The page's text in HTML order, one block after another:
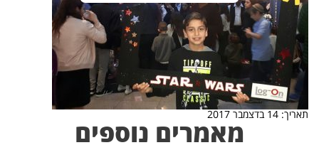
תאריך: 14 בדצמבר 2017
מאמרים נוספים